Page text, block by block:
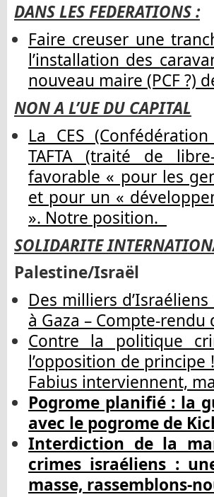
DANS LES FEDERATIONS :
Faire creuser une
l’installation des
nouveau maire (PCF ?)
NON A L’UE DU CAPITAL
La CES
TAFTA (traité de
favorable « pour les
et pour un «
». Notre position.
SOLIDARITE
Palestine/Israël
Des milliers
à Gaza – Compte-
Contre la politique
l’opposition de
Fabius interviennent,
Pogrome planifié : la
avec le pogrome de
Interdiction de la
crimes israéliens :
masse, rassemblons-